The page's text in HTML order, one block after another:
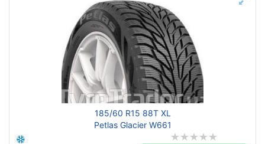
185/60 R15 88T XL
Petlas Glacier W661